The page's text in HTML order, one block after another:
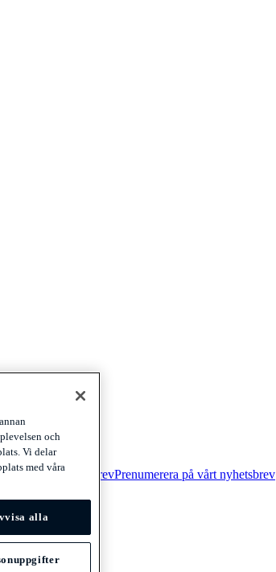
på vårt nyhetsbrevPrenumerera på vårt nyhetsbrev
och
Vi delar
med våra
alla